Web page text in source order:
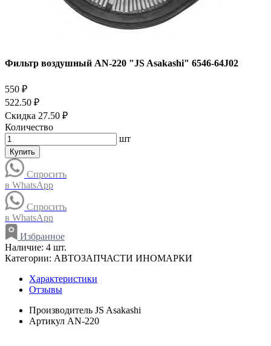
Фильтр воздушный AN-220 "JS Asakashi" 6546-64J02
550 ₽
522.50 ₽
Скидка 27.50 ₽
Количество
шт
Купить
Спросить
в WhatsApp
Спросить
в WhatsApp
Избранное
Наличие: 4 шт.
Категории: АВТОЗАПЧАСТИ ИНОМАРКИ
Характеристики
Отзывы
Производитель JS Asakashi
Артикул AN-220